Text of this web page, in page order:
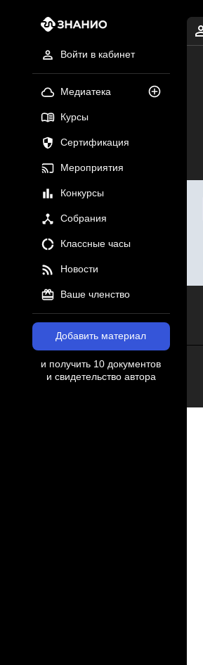
Войти в кабинет
Медиатека
Курсы
Сертификация
Мероприятия
Конкурсы
Собрания
Классные часы
Новости
Ваше членство
Добавить материал
и получить 10 документов
и свидетельство автора